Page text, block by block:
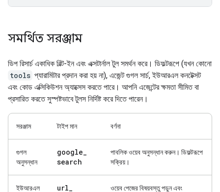
সমর্থিত সরঞ্জাম
ডিপ রিসার্চ একাধিক বিল্ট-ইন এবং এক্সটার্নাল টুল সমর্থন করে। ডিফল্টরূপে (যখন কোনো
tools প্যারামিটার প্রদান করা হয় না), এজেন্ট গুগল সার্চ, ইউআরএল কনটেক্সট
এবং কোড এক্সিকিউশন অ্যাক্সেস করতে পারে। আপনি এজেন্টের ক্ষমতা সীমিত বা
প্রসারিত করতে সুস্পষ্টভাবে টুলস নির্দিষ্ট করে দিতে পারেন।
সরঞ্জাম টাইপ মান বর্ণনা
গুগল
অনুসন্ধান
google_
search
পাবলিক ওয়েব অনুসন্ধান করুন। ডিফল্টরূপে
সক্রিয়।
ইউআরএল
url_
ওয়েব পেজের বিষয়বস্তু পড়ুন এবং